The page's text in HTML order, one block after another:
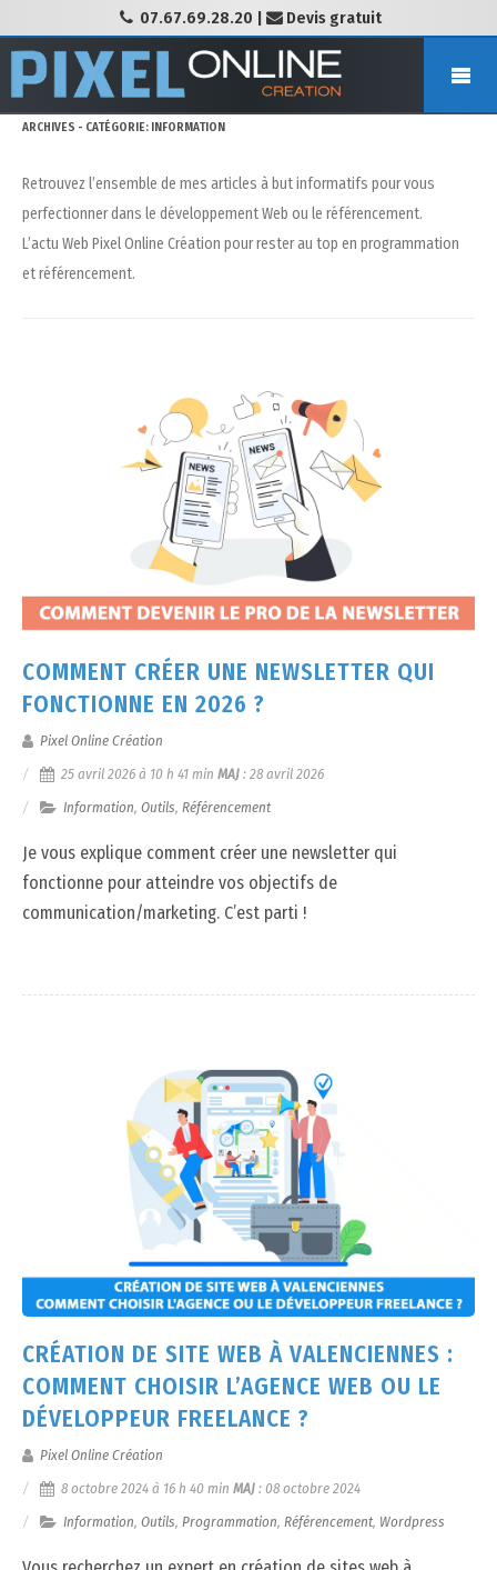
07.67.69.28.20 | Devis gratuit
ARCHIVES - CATÉGORIE: INFORMATION
Retrouvez l’ensemble de mes articles à but informatifs pour vous
perfectionner dans le développement Web ou le référencement.
L’actu Web Pixel Online Création pour rester au top en programmation
et référencement.
COMMENT CRÉER UNE NEWSLETTER QUI
FONCTIONNE EN 2026 ?
Pixel Online Création
25 avril 2026 à 10 h 41 min MAJ : 28 avril 2026
Information, Outils, Référencement
Je vous explique comment créer une newsletter qui
fonctionne pour atteindre vos objectifs de
communication/marketing. C’est parti !
CRÉATION DE SITE WEB À VALENCIENNES :
COMMENT CHOISIR L’AGENCE WEB OU LE
DÉVELOPPEUR FREELANCE ?
Pixel Online Création
8 octobre 2024 à 16 h 40 min MAJ : 08 octobre 2024
Information, Outils, Programmation, Référencement, Wordpress